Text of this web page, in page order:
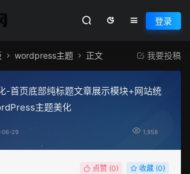
登录
wordpress主题 正文 我要投稿
-首页底部纯标题文章展示模块+网站统
主题美化
06-29 1,958
点赞 (0) 收藏 (0)